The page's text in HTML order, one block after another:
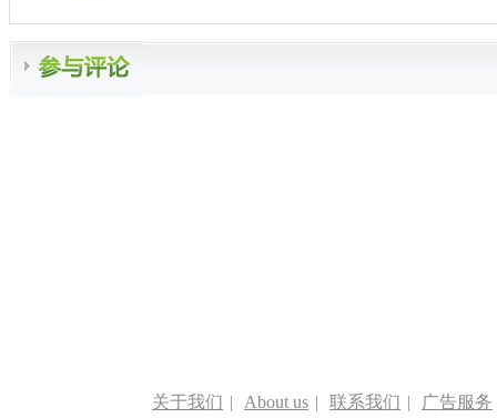
关于我们 | About us | 联系我们 | 广告服务